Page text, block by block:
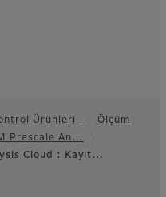
Ürünleri
Ölçüm
Prescale An…
Cloud : Kayıt…